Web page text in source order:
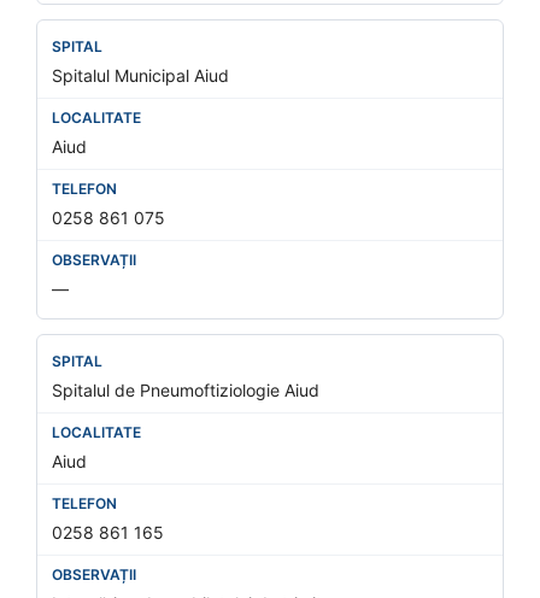
Spitalul Municipal Aiud
Aiud
0258 861 075
—
Spitalul de Pneumoftiziologie Aiud
Aiud
0258 861 165